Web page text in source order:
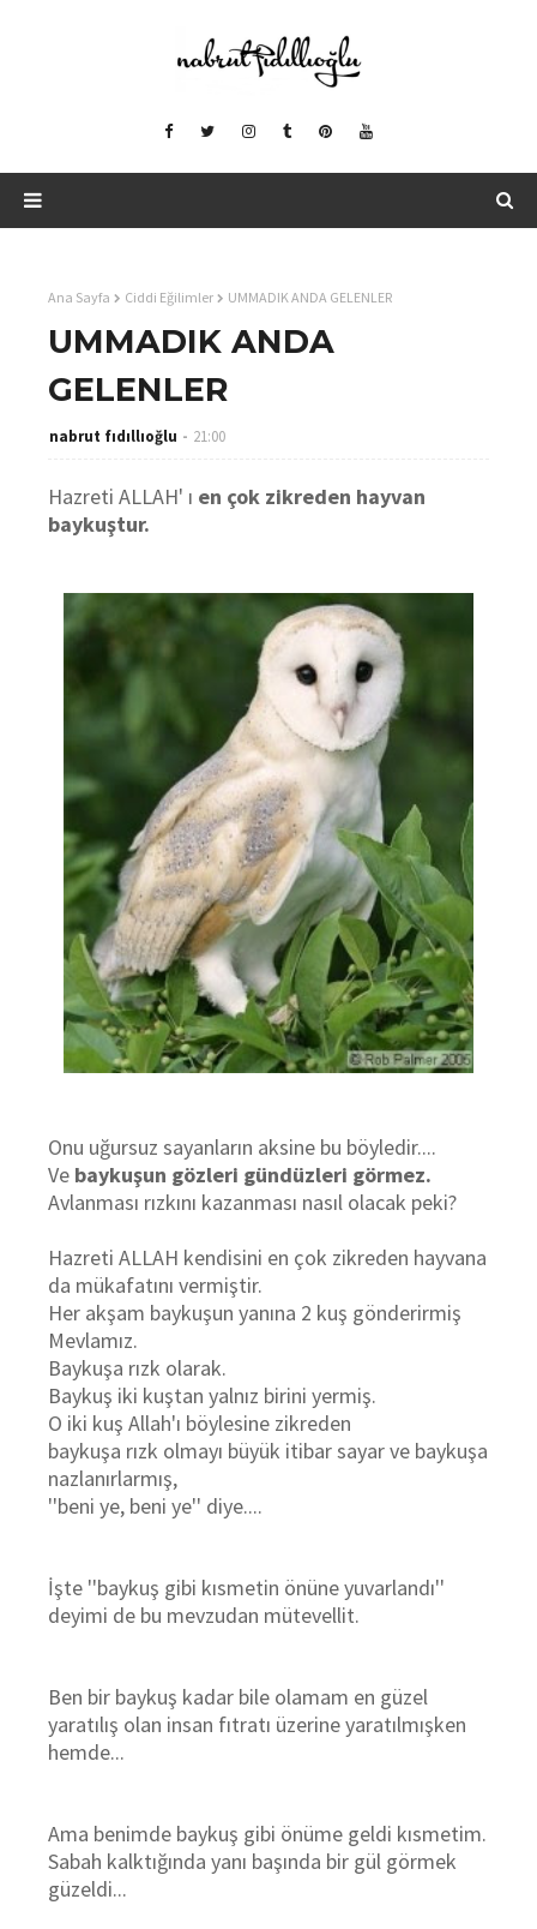
Ana Sayfa Ciddi Eğilimler UMMADIK ANDA GELENLER
UMMADIK ANDA
GELENLER
nabrut fıdıllıoğlu 21:00
Hazreti ALLAH' ı en çok zikreden hayvan
baykuştur.
Onu uğursuz sayanların aksine bu böyledir....
Ve baykuşun gözleri gündüzleri görmez.
Avlanması rızkını kazanması nasıl olacak peki?
Hazreti ALLAH kendisini en çok zikreden hayvana
da mükafatını vermiştir.
Her akşam baykuşun yanına 2 kuş gönderirmiş
Mevlamız.
Baykuşa rızk olarak.
Baykuş iki kuştan yalnız birini yermiş.
O iki kuş Allah'ı böylesine zikreden
baykuşa rızk olmayı büyük itibar sayar ve baykuşa
nazlanırlarmış,
''beni ye, beni ye'' diye....
İşte ''baykuş gibi kısmetin önüne yuvarlandı''
deyimi de bu mevzudan mütevellit.
Ben bir baykuş kadar bile olamam en güzel
yaratılış olan insan fıtratı üzerine yaratılmışken
hemde...
Ama benimde baykuş gibi önüme geldi kısmetim.
Sabah kalktığında yanı başında bir gül görmek
güzeldi...